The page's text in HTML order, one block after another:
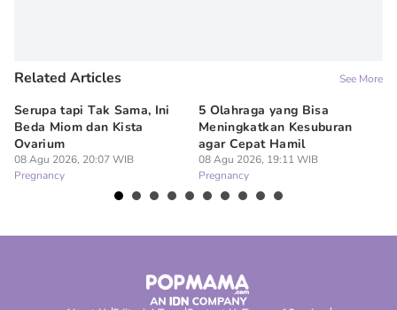
Related Articles See More
Serupa tapi Tak Sama, Ini
Beda Miom dan Kista
Ovarium
08 Agu 2026, 20:07 WIB
Pregnancy
5 Olahraga yang Bisa
Meningkatkan Kesuburan
agar Cepat Hamil
08 Agu 2026, 19:11 WIB
Pregnancy